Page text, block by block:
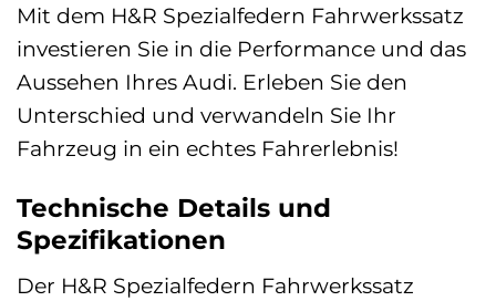
Mit dem H&R Spezialfedern Fahrwerkssatz
investieren Sie in die Performance und das
Aussehen Ihres Audi. Erleben Sie den
Unterschied und verwandeln Sie Ihr
Fahrzeug in ein echtes Fahrerlebnis!
Technische Details und
Spezifikationen
Der H&R Spezialfedern Fahrwerkssatz